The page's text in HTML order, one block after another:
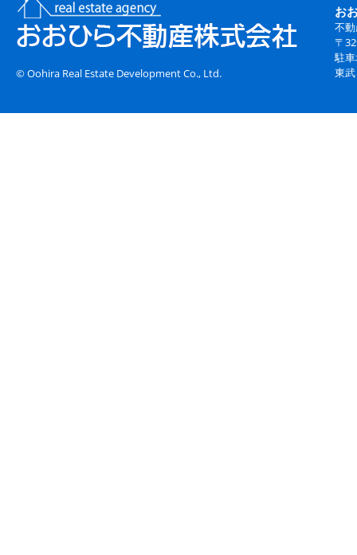
お
不
〒
駐
東
© Oohira Real Estate Development Co., Ltd.